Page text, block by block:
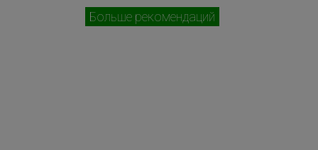
Больше рекомендаций